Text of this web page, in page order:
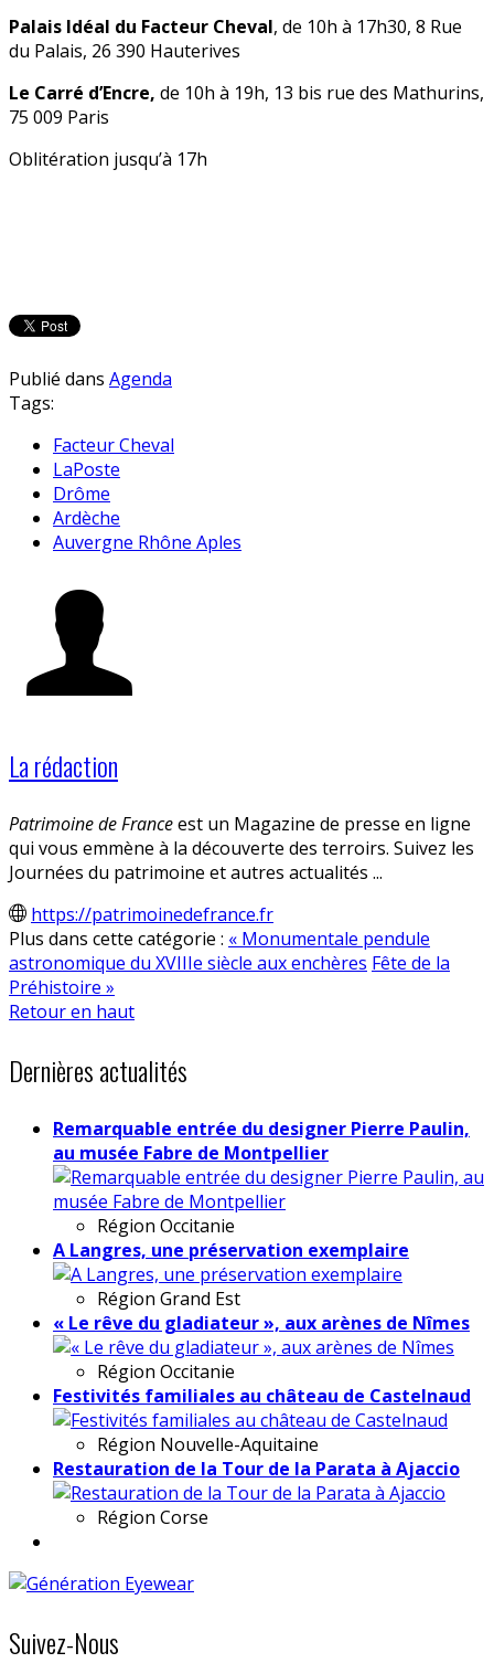
Palais Idéal du Facteur Cheval, de 10h à 17h30, 8 Rue
du Palais, 26 390 Hauterives
Le Carré d’Encre, de 10h à 19h, 13 bis rue des Mathurins,
75 009 Paris
Oblitération jusqu’à 17h
Publié dans Agenda
Tags:
Facteur Cheval
LaPoste
Drôme
Ardèche
Auvergne Rhône Aples
La rédaction
Patrimoine de Franceest un Magazine de presse en ligne
qui vous emmène à la découverte des terroirs. Suivez les
Journées du patrimoine et autres actualités ...
https://patrimoinedefrance.fr
Plus dans cette catégorie : « Monumentale pendule
astronomique du XVIIIe siècle aux enchères Fête de la
Préhistoire »
Retour en haut
Dernières actualités
Remarquable entrée du designer Pierre Paulin,
au musée Fabre de Montpellier
Région Occitanie
A Langres, une préservation exemplaire
Région Grand Est
« Le rêve du gladiateur », aux arènes de Nîmes
Région Occitanie
Festivités familiales au château de Castelnaud
Région Nouvelle-Aquitaine
Restauration de la Tour de la Parata à Ajaccio
Région Corse
Suivez-Nous